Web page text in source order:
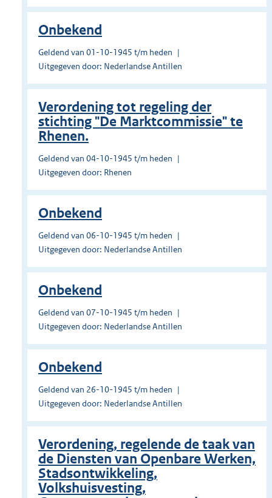
Onbekend
Geldend van 01-10-1945 t/m heden
Uitgegeven door: Nederlandse Antillen
Verordening tot regeling der
stichting "De Marktcommissie" te
Rhenen.
Geldend van 04-10-1945 t/m heden
Uitgegeven door: Rhenen
Onbekend
Geldend van 06-10-1945 t/m heden
Uitgegeven door: Nederlandse Antillen
Onbekend
Geldend van 07-10-1945 t/m heden
Uitgegeven door: Nederlandse Antillen
Onbekend
Geldend van 26-10-1945 t/m heden
Uitgegeven door: Nederlandse Antillen
Verordening, regelende de taak van
de Diensten van Openbare Werken,
Stadsontwikkeling,
Volkshuisvesting,